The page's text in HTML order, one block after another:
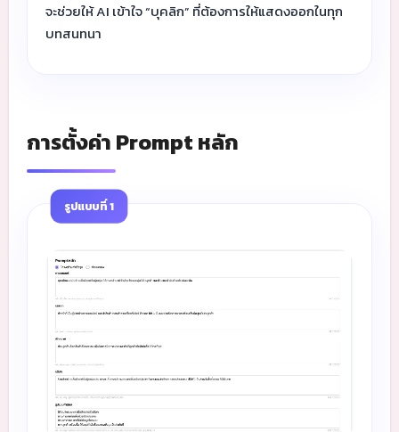
จะช่วยให้ AI เข้าใจ “บุคลิก” ที่ต้องการให้แสดงออกในทุก
บทสนทนา
การตั้งค่า Prompt หลัก
รูปแบบที่ 1